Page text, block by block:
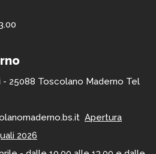
- 25088 Toscolano Maderno Tel
Apertura
2026